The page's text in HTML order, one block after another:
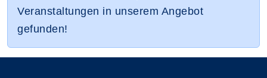
Veranstaltungen in unserem Angebot
gefunden!